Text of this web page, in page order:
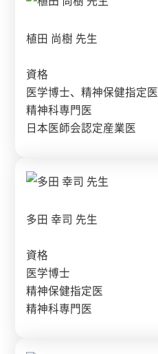
植田 尚樹 先生
資格
医学博士、精神保健指定医
精神科専門医
日本医師会認定産業医
多田 幸司 先生
資格
医学博士
精神保健指定医
精神科専門医